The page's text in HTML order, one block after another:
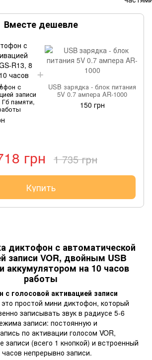
Вместе дешевле
с
записи
памяти,
USB зарядка - блок питания
5V 0.7 ампера AR-1000
150 грн
грн 1 735 грн
Купить
диктофон с автоматической
записи VOR, двойным USB
аккумулятором на 10 часов
работы
голосовой активацией записи
простой мини диктофон, который
записывать звук в радиусе 5-6
записи: постоянную и
по активации голосом VOR,
записи (всего 1 кнопкой) и встроенный
непрерывно записи.